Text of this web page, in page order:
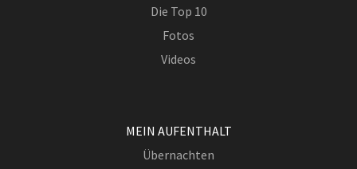
Die Top 10
Fotos
Videos
MEIN AUFENTHALT
Übernachten